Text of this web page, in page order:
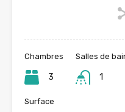
Chambres
3
Salles de
1
Surface